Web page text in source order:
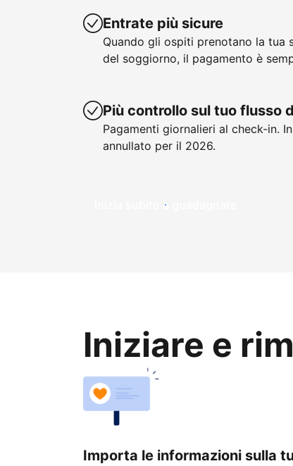
Entrate più sicure
Quando gli ospiti prenotano la tua
del soggiorno, il pagamento è
Più controllo sul tuo flusso
Pagamenti giornalieri al check-in.
annullato per il 2026.
Inizia subito a guadagnare
Iniziare e
Importa le informazioni sulla